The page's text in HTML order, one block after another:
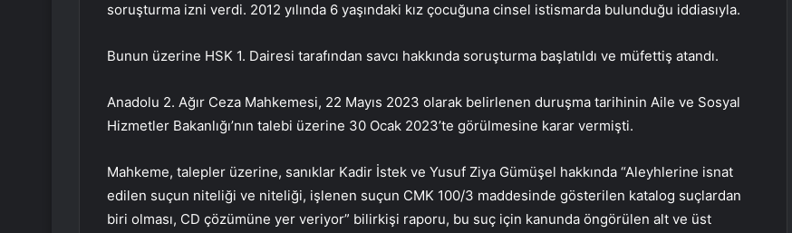
soruşturma izni verdi. 2012 yılında 6 yaşındaki kız çocuğuna cinsel istismarda bulunduğu iddiasıyla.
Bunun üzerine HSK 1. Dairesi tarafından savcı hakkında soruşturma başlatıldı ve müfettiş atandı.
Anadolu 2. Ağır Ceza Mahkemesi, 22 Mayıs 2023 olarak belirlenen duruşma tarihinin Aile ve Sosyal
Hizmetler Bakanlığı’nın talebi üzerine 30 Ocak 2023’te görülmesine karar vermişti.
Mahkeme, talepler üzerine, sanıklar Kadir İstek ve Yusuf Ziya Gümüşel hakkında “Aleyhlerine isnat
edilen suçun niteliği ve niteliği, işlenen suçun CMK 100/3 maddesinde gösterilen katalog suçlardan
biri olması, CD çözümüne yer veriyor” bilirkişi raporu, bu suç için kanunda öngörülen alt ve üst